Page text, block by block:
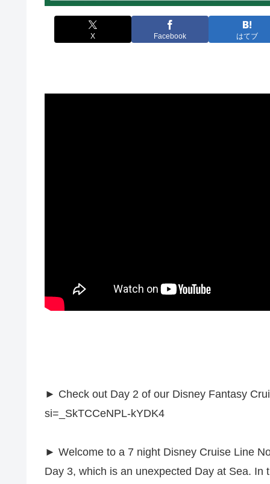
X Facebook はてブ
► Check out Day 2 of our Disney Fantasy
si=_SkTCCeNPL-kYDK4
► Welcome to a 7 night Disney Cruise Line
Day 3, which is an unexpected Day at Sea.